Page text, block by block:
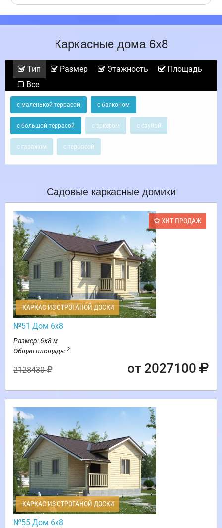
Каркасные дома 6х8
Тип Размер Этажность
Площадь
Все
с маленькой террасой с балконом
с большой террасой с эркером с сауной
с гаражом с террасой
Садовые каркасные домики
ХИТ ПРОДАЖ
КАРКАС ИЗ СТРОГАНОЙ ДОСКИ
№51 Дом 6х8
Размер: 6х8 м
Общая площадь: 2
2128430 от 2027100
КАРКАС ИЗ СТРОГАНОЙ ДОСКИ
№55 Дом 6х8